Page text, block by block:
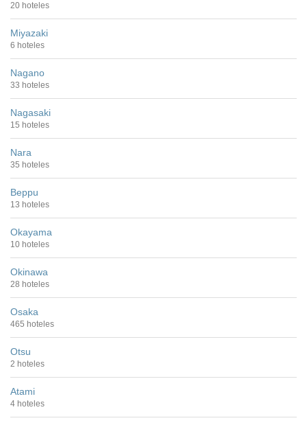
20 hoteles
Miyazaki
6 hoteles
Nagano
33 hoteles
Nagasaki
15 hoteles
Nara
35 hoteles
Beppu
13 hoteles
Okayama
10 hoteles
Okinawa
28 hoteles
Osaka
465 hoteles
Otsu
2 hoteles
Atami
4 hoteles